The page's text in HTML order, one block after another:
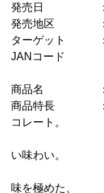
発売日 ：2020
発売地区 ：全
ターゲット ：
JANコード ：
商品名 ：カレ
商品特長 ：カ
コレート。
雑味がなく
い味わい。
カカオ豆本
味を極めた、